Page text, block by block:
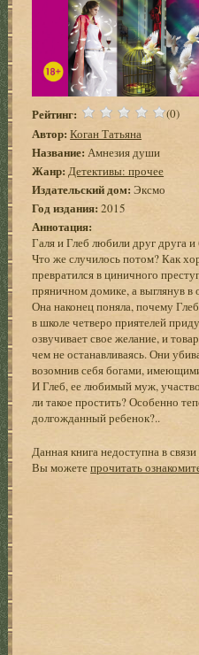
Рейтинг: (0)
Автор: Коган Татьяна
Название: Амнезия души
Жанр: Детективы: прочее
Издательский дом: Эксмо
Год издания: 2015
Аннотация:
Галя и Глеб любили друг друга
Что же случилось потом? Как
превратился в циничного
пряничном домике, а выглянув в
Она наконец поняла, почему
в школе четверо приятелей
озвучивает свое желание, и
чем не останавливаясь. Они
возомнив себя богами,
И Глеб, ее любимый муж,
ли такое простить? Особенно
долгожданный ребенок?..
Данная книга недоступна в
Вы можетепрочитать